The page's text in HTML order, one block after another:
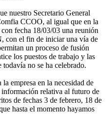
nuestro Secretario General
CCOO, al igual que en la
fecha 18/03/03 una reunión
con el fin de iniciar una vía de
un proceso de fusión
los puestos de trabajo y las
no se ha celebrado.
empresa en la necesidad de
relativa al futuro de
de fechas 3 de febrero, 18 de
hasta el momento hayamos